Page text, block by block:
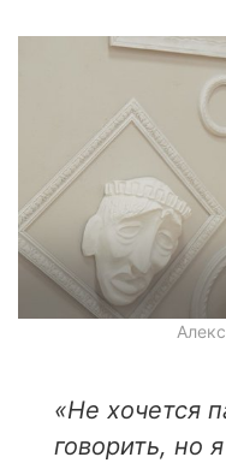
«Не хочется
говорить, но